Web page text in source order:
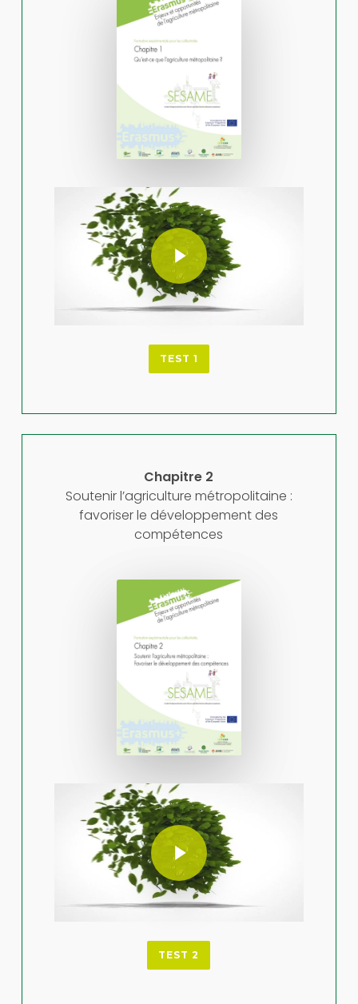
Play Video
Play Video
TEST 1
Chapitre 2
Soutenir l’agriculture métropolitaine :
favoriser le développement des
compétences
Play Video
Play Video
TEST 2